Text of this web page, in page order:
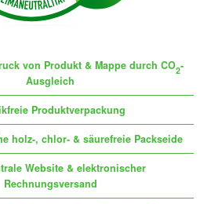
von Produkt & Mappe durch CO2-
Ausgleich
Produktverpackung
holz-, chlor- & säurefreie Packseide
Website & elektronischer
Rechnungsversand